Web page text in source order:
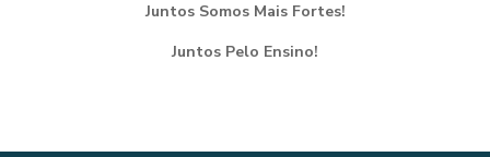
Juntos Somos Mais Fortes!
Juntos Pelo Ensino!